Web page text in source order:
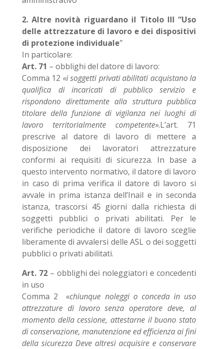
2. Altre novità riguardano il Titolo III “Uso
delle attrezzature di lavoro e dei dispositivi
di protezione individuale”
In particolare:
Art. 71 – obblighi del datore di lavoro:
Comma 12 «i soggetti privati abilitati acquistano la
qualifica di incaricati di pubblico servizio e
rispondono direttamente alla struttura pubblica
titolare della funzione di vigilanza nei luoghi di
lavoro territorialmente competente».L’art. 71
prescrive al datore di lavoro di mettere a
disposizione dei lavoratori attrezzature
conformi ai requisiti di sicurezza. In base a
questo intervento normativo, il datore di lavoro
in caso di prima verifica il datore di lavoro si
avvale in prima istanza dell’Inail e in seconda
istanza, trascorsi 45 giorni dalla richiesta di
soggetti pubblici o privati abilitati. Per le
verifiche periodiche il datore di lavoro sceglie
liberamente di avvalersi delle ASL o dei soggetti
pubblici o privati abilitati.
Art. 72– obblighi dei noleggiatori e concedenti
in uso
Comma 2 «chiunque noleggi o conceda in uso
attrezzature di lavoro senza operatore deve, al
momento della cessione, attestarne il buono stato
di conservazione, manutenzione ed efficienza ai fini
della sicurezza Deve altresì acquisire e conservare